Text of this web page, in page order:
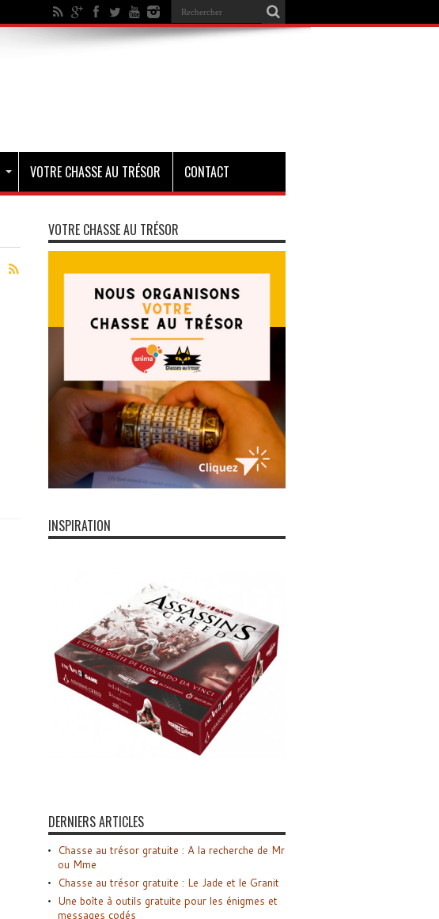
VOTRE CHASSE AU TRÉSOR CONTACT
VOTRE CHASSE AU TRÉSOR
INSPIRATION
DERNIERS ARTICLES
Chasse au trésor gratuite : A la recherche de Mr
ou Mme
Chasse au trésor gratuite : Le Jade et le Granit
Une boîte à outils gratuite pour les énigmes et
messages codés